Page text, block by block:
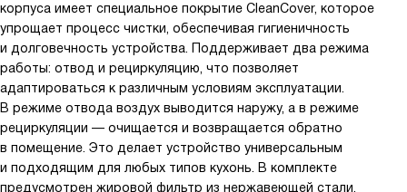
корпуса имеет специальное покрытие CleanCover, которое
упрощает процесс чистки, обеспечивая гигиеничность
и долговечность устройства. Поддерживает два режима
работы: отвод и рециркуляцию, что позволяет
адаптироваться к различным условиям эксплуатации.
В режиме отвода воздух выводится наружу, а в режиме
рециркуляции — очищается и возвращается обратно
в помещение. Это делает устройство универсальным
и подходящим для любых типов кухонь. В комплекте
предусмотрен жировой фильтр из нержавеющей стали,